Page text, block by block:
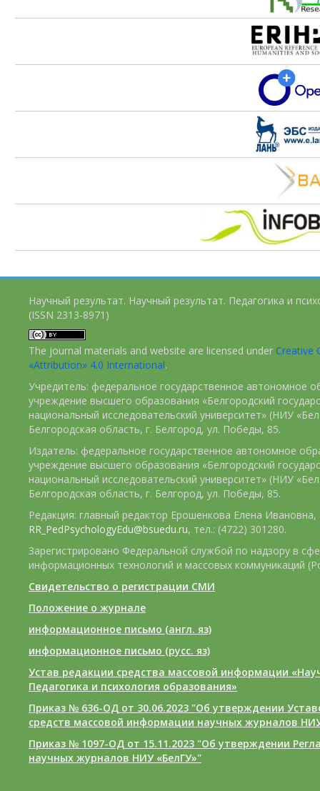
Научный результат. Научный результат. Педагогика и
(ISSN 2313-8971)
The journal materials and website are licensed under Creative
«Attribution» 4.0 International.
Учредитель: федеральное государственное автономное
учреждение высшего образования «Белгородский
национальный исследовательский университет» (НИУ
Белгородская область, г. Белгород, ул. Победы, 85.
Издатель: федеральное государственное автономное
учреждение высшего образования «Белгородский
национальный исследовательский университет» (НИУ
Белгородская область, г. Белгород, ул. Победы, 85.
Редакция: главный редактор Ерошенкова Елена Ивановна,
RR_PedPsychologyEdu@bsuedu.ru, тел.: (4722) 301280.
Зарегистрировано Федеральной службой по надзору в
информационных технологий и массовых коммуникаций
Свидетельство о регистрации СМИ
Положение о журнале
информационное письмо (англ. яз)
информационное письмо (русс. яз)
Устав редакции средства массовой информации
Педагогика и психология образования»
Приказ № 636-ОД от 30.06.2023 "Об утверждении
средств массовой информации научных журналов
Приказ № 1097-ОД от 15.11.2023 "Об утверждении
научных журналов НИУ «БелГУ»"